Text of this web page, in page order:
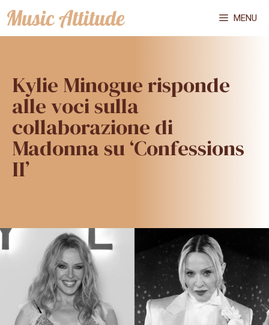
Vai
al
MENU
Kylie Minogue risponde
alle voci sulla
collaborazione di
Madonna su ‘Confessions
II’